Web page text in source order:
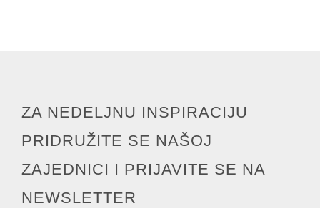
ZA NEDELJNU INSPIRACIJU
PRIDRUŽITE SE NAŠOJ
ZAJEDNICI I PRIJAVITE SE NA
NEWSLETTER